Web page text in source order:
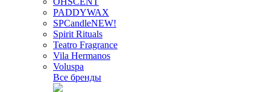
PADDYWAX
SPCandleNEW!
Spirit Rituals
Teatro Fragrance
Vila Hermanos
Voluspa
Все бренды